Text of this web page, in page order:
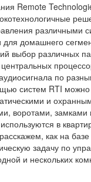
Remote
различными
для домашнего
выбор различных
по
систем RTI можно
и
воротами, замками
в
как на
задачу по
и нескольких